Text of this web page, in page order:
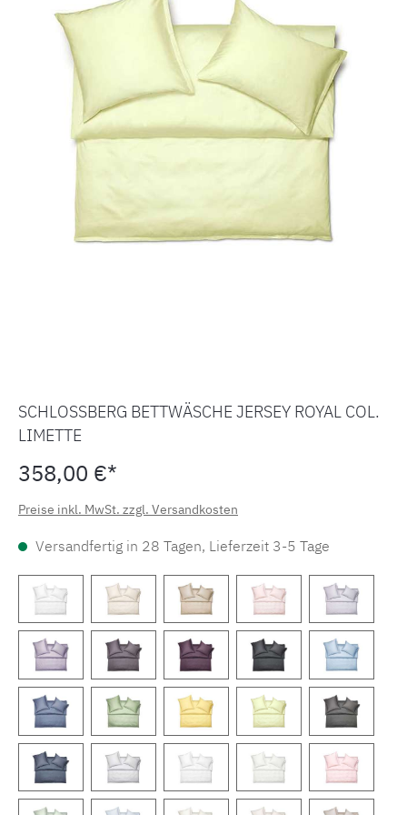
SCHLOSSBERG BETTWÄSCHE JERSEY ROYAL COL.
LIMETTE
358,00 €*
Preise inkl. MwSt. zzgl. Versandkosten
Versandfertig in 28 Tagen, Lieferzeit 3-5 Tage